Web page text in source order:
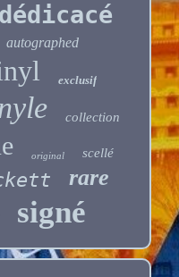
dédicacé
autographed
exclusif
collection
original scellé
rare
signé